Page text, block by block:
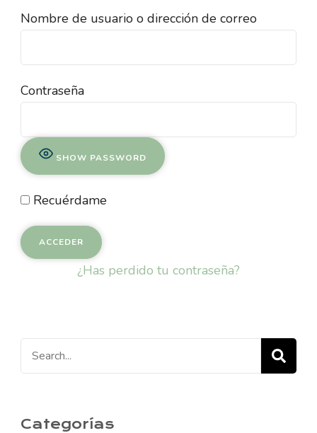
Nombre de usuario o dirección de correo
Contraseña
SHOW PASSWORD
Recuérdame
¿Has perdido tu contraseña?
Search
for:
Categorías